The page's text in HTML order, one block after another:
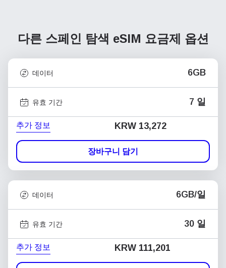
다른 스페인 탐색 eSIM 요금제 옵션
데이터 6GB
유효 기간 7 일
추가 정보 KRW 13,272
장바구니 담기
데이터 6GB/일
유효 기간 30 일
추가 정보 KRW 111,201